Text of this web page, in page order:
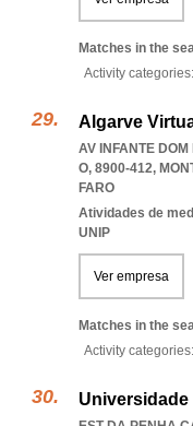
Matches in the
Activity
Algarve
AV INFANTE
O, 8900-412,
FARO
Atividades de
UNIP
Ver empresa
Matches in the
Activity
Universidade